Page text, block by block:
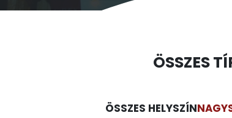
ÖSSZES
ÖSSZES HELYSZÍN